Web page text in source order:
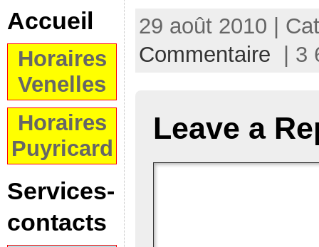
Accueil
Horaires
Venelles
Horaires
Puyricard
Services-
contacts
29 août 2010 |
Commentaire | 3
Leave a